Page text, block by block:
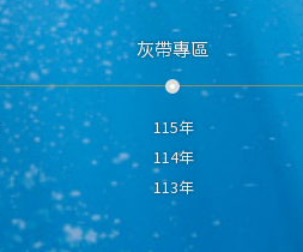
灰帶專區
115年
114年
113年